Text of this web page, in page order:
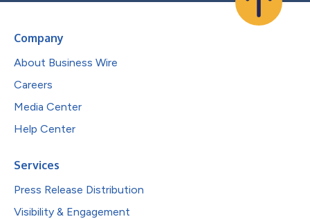
Company
About Business Wire
Careers
Media Center
Help Center
Services
Press Release Distribution
Visibility & Engagement